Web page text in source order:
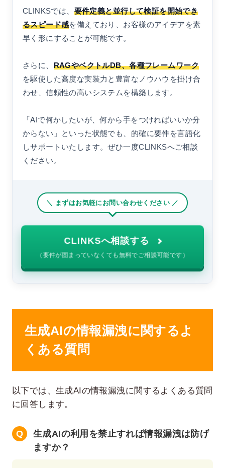
CLINKSでは、 要件定義と並行して検証を開始でき
るスピード感を備えており、お客様のアイデアを素
早く形にすることが可能です。
さらに、 RAGやベクトルDB、各種フレームワーク
を駆使した高度な実装力と豊富なノウハウを掛け合
わせ、信頼性の高いシステムを構築します。
「AIで何かしたいが、何から手をつければいいか分
からない」といった状態でも、的確に要件を言語化
しサポートいたします。ぜひ一度CLINKSへご相談
ください。
＼ まずはお気軽にお問い合わせください ／
CLINKSへ相談する
（要件が固まっていなくても無料でご相談可能です）
生成AIの情報漏洩に関するよ
くある質問
以下では、生成AIの情報漏洩に関するよくある質問
に回答します。
生成AIの利用を禁止すれば情報漏洩は防げ
ますか？